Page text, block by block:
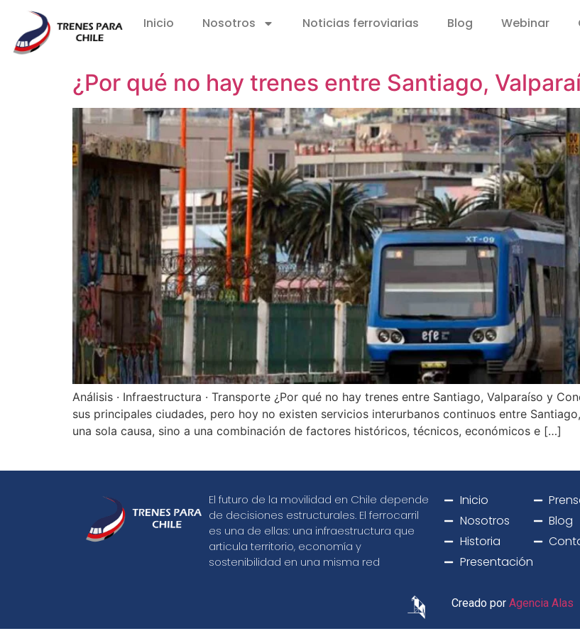
Inicio Nosotros Noticias ferroviarias Blog Webinar
¿Por qué no hay trenes entre Santiago,
Análisis · Infraestructura · Transporte ¿Por qué no hay trenes entre Santiago, Valparaíso y
sus principales ciudades, pero hoy no existen servicios interurbanos continuos entre
una sola causa, sino a una combinación de factores históricos, técnicos, económicos e […]
El futuro de la movilidad en Chile depende
de decisiones estructurales. El ferrocarril
es una de ellas: una infraestructura que
articula territorio, economía y
sostenibilidad en una misma red
Inicio
Nosotros
Historia
Presentación
Blog
Creado por Agencia Alas